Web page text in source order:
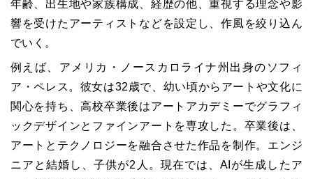
年齢、出生地や家族構成、経歴の他、重視する理念や影
響を受けたアーティストなどを設定し、作風を絞り込ん
でいく。
例えば、アメリカ・ノースカロライナ州出身のソフィ
ア・ペレス。彼女は32歳で、幼い頃からアートや文化に
関心を持ち、高校卒業後はアートアカデミーでグラフィ
ックデザインとファインアートを専攻した。卒業後は、
アートとテクノロジーを融合させた作品を制作。エンジ
ニアと結婚し、子供が2人。現在では、AIが生成したア